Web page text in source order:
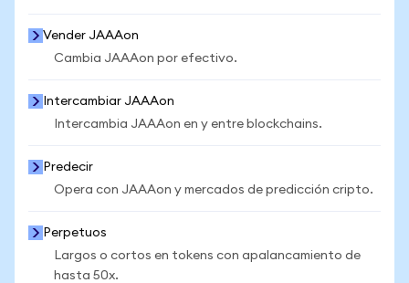
Vender JAAAon
Cambia JAAAon por efectivo.
Intercambiar JAAAon
Intercambia JAAAon en y entre blockchains.
Predecir
Opera con JAAAon y mercados de predicción cripto.
Perpetuos
Largos o cortos en tokens con apalancamiento de
hasta 50x.